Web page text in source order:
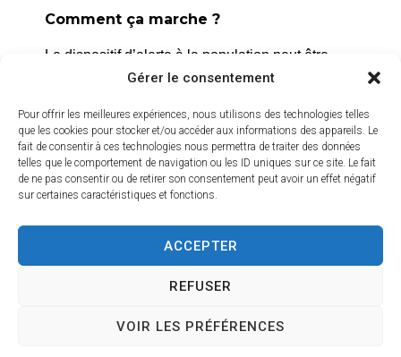
Gérer le consentement
Pour offrir les meilleures expériences, nous utilisons des technologies telles
que les cookies pour stocker et/ou accéder aux informations des appareils. Le
fait de consentir à ces technologies nous permettra de traiter des données
telles que le comportement de navigation ou les ID uniques sur ce site. Le fait
de ne pas consentir ou de retirer son consentement peut avoir un effet négatif
sur certaines caractéristiques et fonctions.
ACCEPTER
REFUSER
VOIR LES PRÉFÉRENCES
13640 La Roque d’Anthéron
Nous contacter
Horaires d'ouverture
Du lundi au jeudi :
de 8h30 à 11h30 et de 14h à 16h
Le vendredi :
Comment ça marche ?
Le dispositif d’alerte à la population peut être
déclenché dans différents cas, notamment les
L’alerte est déclenchée par les services de la
ville, et peut être localisée selon le périmètre et
l’étendue du risque.
https://inscription.cedralis.com/